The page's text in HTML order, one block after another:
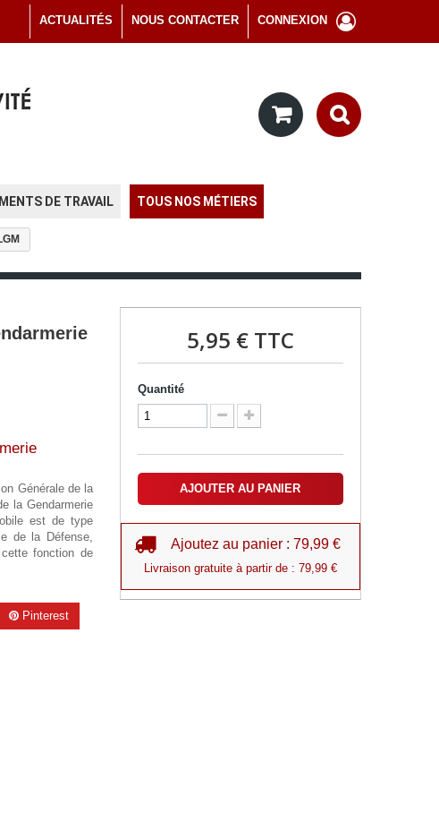
CONNEXION
NOUS CONTACTER
ACTUALITÉS
DE TRAVAIL TOUS NOS MÉTIERS
Générale de la
la Gendarmerie
est de type
de la Défense,
fonction de
Pinterest
5,95 €TTC
Quantité
AJOUTER AU PANIER
Ajoutez au panier : 79,99 €
Livraison gratuite à partir de : 79,99 €